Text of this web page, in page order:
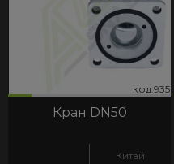
код:935
Кран DN50
Китай
код:936